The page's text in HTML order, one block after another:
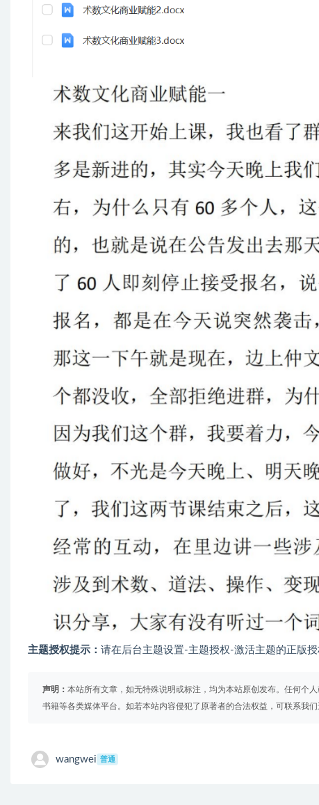
主题授权提示： 请在后台主题设置-主题授权-激活主题的正版授
声明： 本站所有文章，如无特殊说明或标注，均为本站原创发布。任何个
书籍等各类媒体平台。如若本站内容侵犯了原著者的合法权益，可联系我们
wangwei 普通